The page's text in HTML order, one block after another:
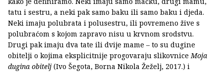
tatu i sestru, a neki pak samo baku ili samo baku i djeda.
Neki imaju polubrata i polusestru, ili povremeno žive s
polubraćom s kojom zapravo nisu u krvnom srodstvu.
Drugi pak imaju dva tate ili dvije mame – to su dugine
obitelji o kojima eksplicitnije progovaraju slikovniceMoja
dugina obitelj (Ivo Šegota, Borna Nikola Žeželj, 2017.) i